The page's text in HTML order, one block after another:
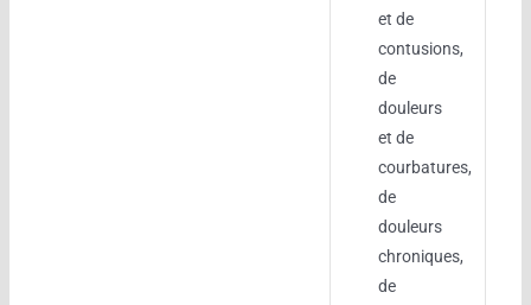
et de
contusions,
de
douleurs
et de
courbatures,
de
douleurs
chroniques,
de